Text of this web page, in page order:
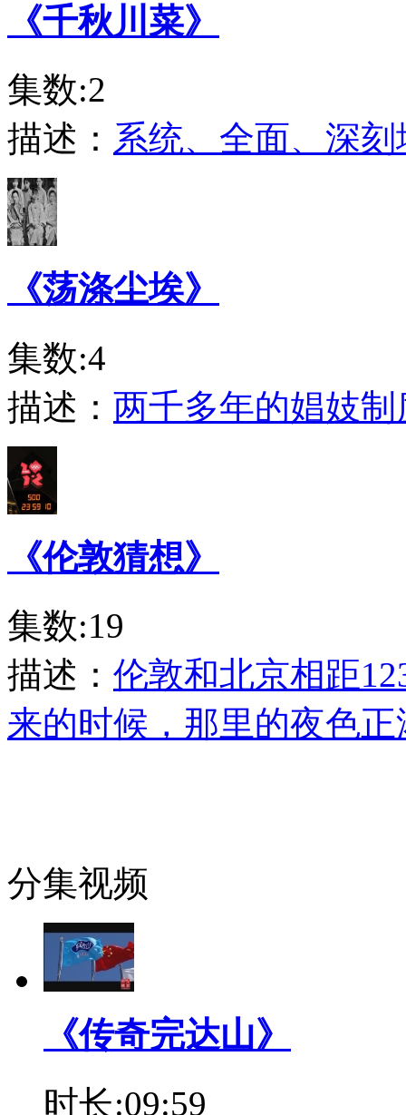
《千秋川菜》
集数:2
描述： 系统、全面、深
《荡涤尘埃》
集数:4
描述： 两千多年的娼妓
《伦敦猜想》
集数:19
描述： 伦敦和北京相距
来的时候，那里的夜色正
分集视频
《传奇完达山》
时长:09:59